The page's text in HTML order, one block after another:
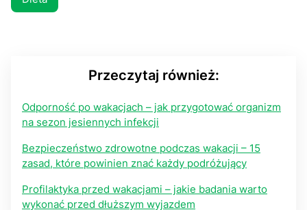
Przeczytaj również:
Odporność po wakacjach – jak przygotować organizm
na sezon jesiennych infekcji
Bezpieczeństwo zdrowotne podczas wakacji – 15
zasad, które powinien znać każdy podróżujący
Profilaktyka przed wakacjami – jakie badania warto
wykonać przed dłuższym wyjazdem